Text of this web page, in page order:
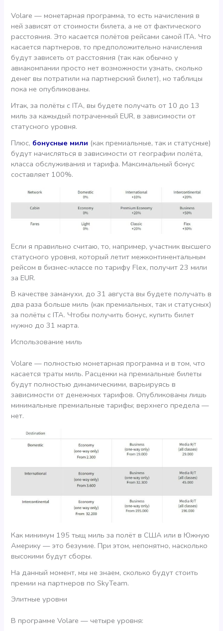
Volare — монетарная программа, то есть начисления в
ней зависят от стоимости билета, а не от фактического
расстояния. Это касается полётов рейсами самой ITA. Что
касается партнеров, то предположительно начисления
будут зависеть от расстояния (так как обычно у
авиакомпании просто нет возможности узнать, сколько
денег вы потратили на партнерский билет), но таблицы
пока не опубликованы.
Итак, за полёты с ITA, вы будете получать от 10 до 13
миль за кажыдый потраченный EUR, в зависимости от
статусного уровня.
Плюс, бонусные мили (как премиальные, так и статусные)
будут начисляться в зависимости от географии полёта,
класса обслуживания и тарифа. Максимальный бонус
составляет 100%.
Если я правильно считаю, то, например, участник высшего
статусного уровня, который летит межконтинентальным
рейсом в бизнес-классе по тарифу Flex, получит 23 мили
за EUR.
В качестве заманухи, до 31 августа вы будете получать в
два раза больше миль (как премиальных, так и статусных)
за полёты с ITA. Чтобы получить бонус, купить билет
нужно до 31 марта.
Использование миль
Volare — полностью монетарная программа и в том, что
касается траты миль. Расценки на премиальные билеты
будут полностью динамическими, варьируясь в
зависимости от денежных тарифов. Опубликованы лишь
минимальные премиальные тарифы; верхнего предела —
нет.
Как минимум 195 тыщ миль за полёт в США или в Южную
Америку — это безумие. При этом, непонятно, насколько
высокими будут сборы.
На данный момент, мы не знаем, сколько будут стоить
премии на партнеров по SkyTeam.
Элитные уровни
В программе Volare — четыре уровня: